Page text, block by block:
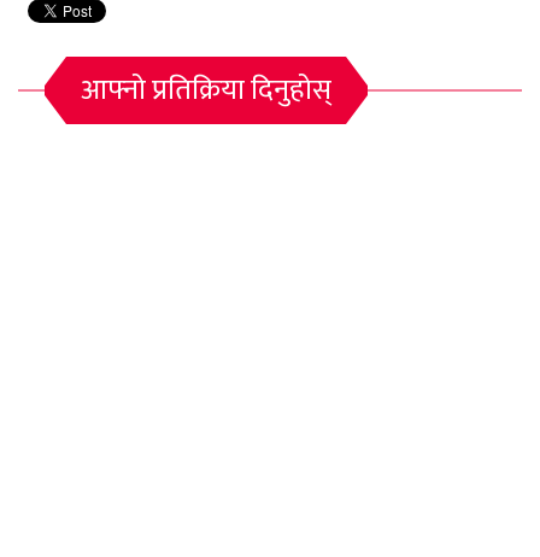
आफ्नो प्रतिक्रिया दिनुहोस्